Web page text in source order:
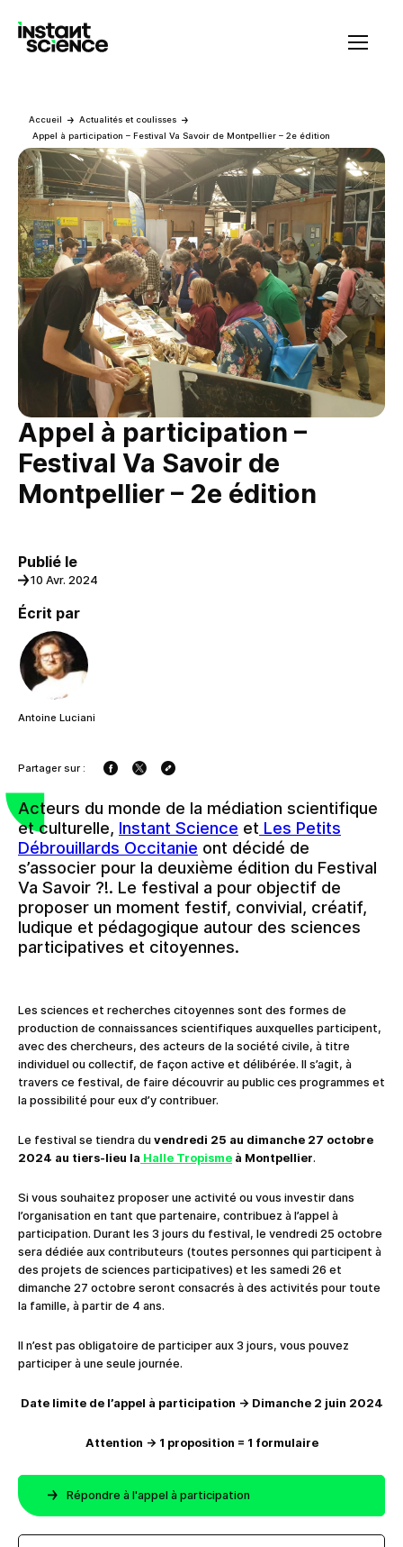
Accueil
Actualités et coulisses
Appel à participation – Festival Va Savoir de Montpellier – 2e édition
Appel à participation –
Festival Va Savoir de
Montpellier – 2e édition
Publié le
10 Avr. 2024
Écrit par
Antoine Luciani
Partager sur :
Acteurs du monde de la médiation scientifique
et culturelle, Instant Science et Les Petits
Débrouillards Occitanie ont décidé de
s’associer pour la deuxième édition du Festival
Va Savoir ?!. Le festival a pour objectif de
proposer un moment festif, convivial, créatif,
ludique et pédagogique autour des sciences
participatives et citoyennes.
Les sciences et recherches citoyennes sont des formes de
production de connaissances scientifiques auxquelles participent,
avec des chercheurs, des acteurs de la société civile, à titre
individuel ou collectif, de façon active et délibérée. Il s’agit, à
travers ce festival, de faire découvrir au public ces programmes et
la possibilité pour eux d’y contribuer.
Le festival se tiendra du vendredi 25 au dimanche 27 octobre
2024 au tiers-lieu la Halle Tropisme à Montpellier.
Si vous souhaitez proposer une activité ou vous investir dans
l’organisation en tant que partenaire, contribuez à l’appel à
participation. Durant les 3 jours du festival, le vendredi 25 octobre
sera dédiée aux contributeurs (toutes personnes qui participent à
des projets de sciences participatives) et les samedi 26 et
dimanche 27 octobre seront consacrés à des activités pour toute
la famille, à partir de 4 ans.
Il n’est pas obligatoire de participer aux 3 jours, vous pouvez
participer à une seule journée.
Date limite de l’appel à participation -> Dimanche 2 juin 2024
Attention -> 1 proposition = 1 formulaire
Répondre à l'appel à participation